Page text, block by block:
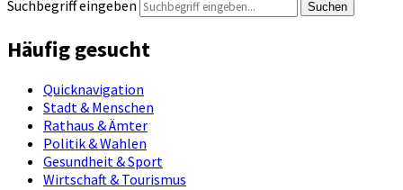
Suchbegriff eingeben Suchen
Häufig gesucht
Quicknavigation
Stadt & Menschen
Rathaus & Ämter
Politik & Wahlen
Gesundheit & Sport
Wirtschaft & Tourismus